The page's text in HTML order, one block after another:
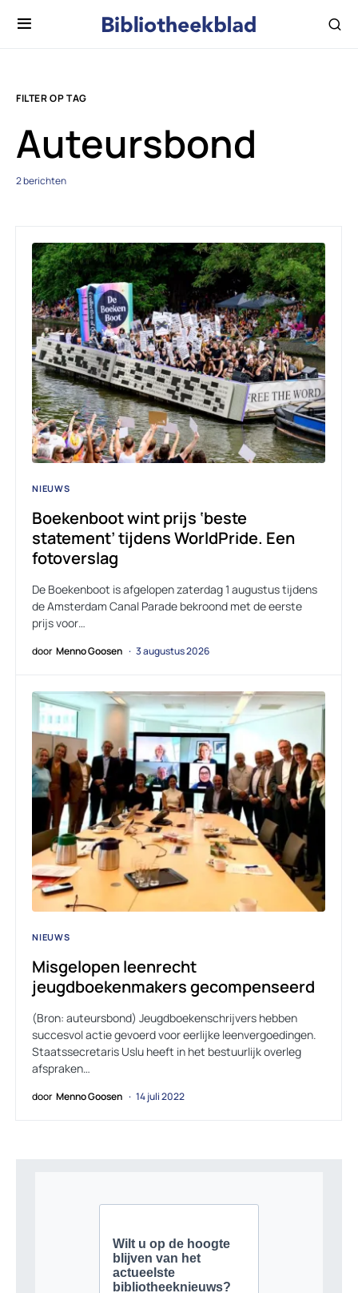
FILTER OP TAG
Auteursbond
2 berichten
NIEUWS
Boekenboot wint prijs ‘beste
statement’ tijdens WorldPride. Een
fotoverslag
De Boekenboot is afgelopen zaterdag 1 augustus tijdens
de Amsterdam Canal Parade bekroond met de eerste
prijs voor…
door Menno Goosen 3 augustus 2026
NIEUWS
Misgelopen leenrecht
jeugdboekenmakers gecompenseerd
(Bron: auteursbond) Jeugdboekenschrijvers hebben
succesvol actie gevoerd voor eerlijke leenvergoedingen.
Staatssecretaris Uslu heeft in het bestuurlijk overleg
afspraken…
door Menno Goosen 14 juli 2022